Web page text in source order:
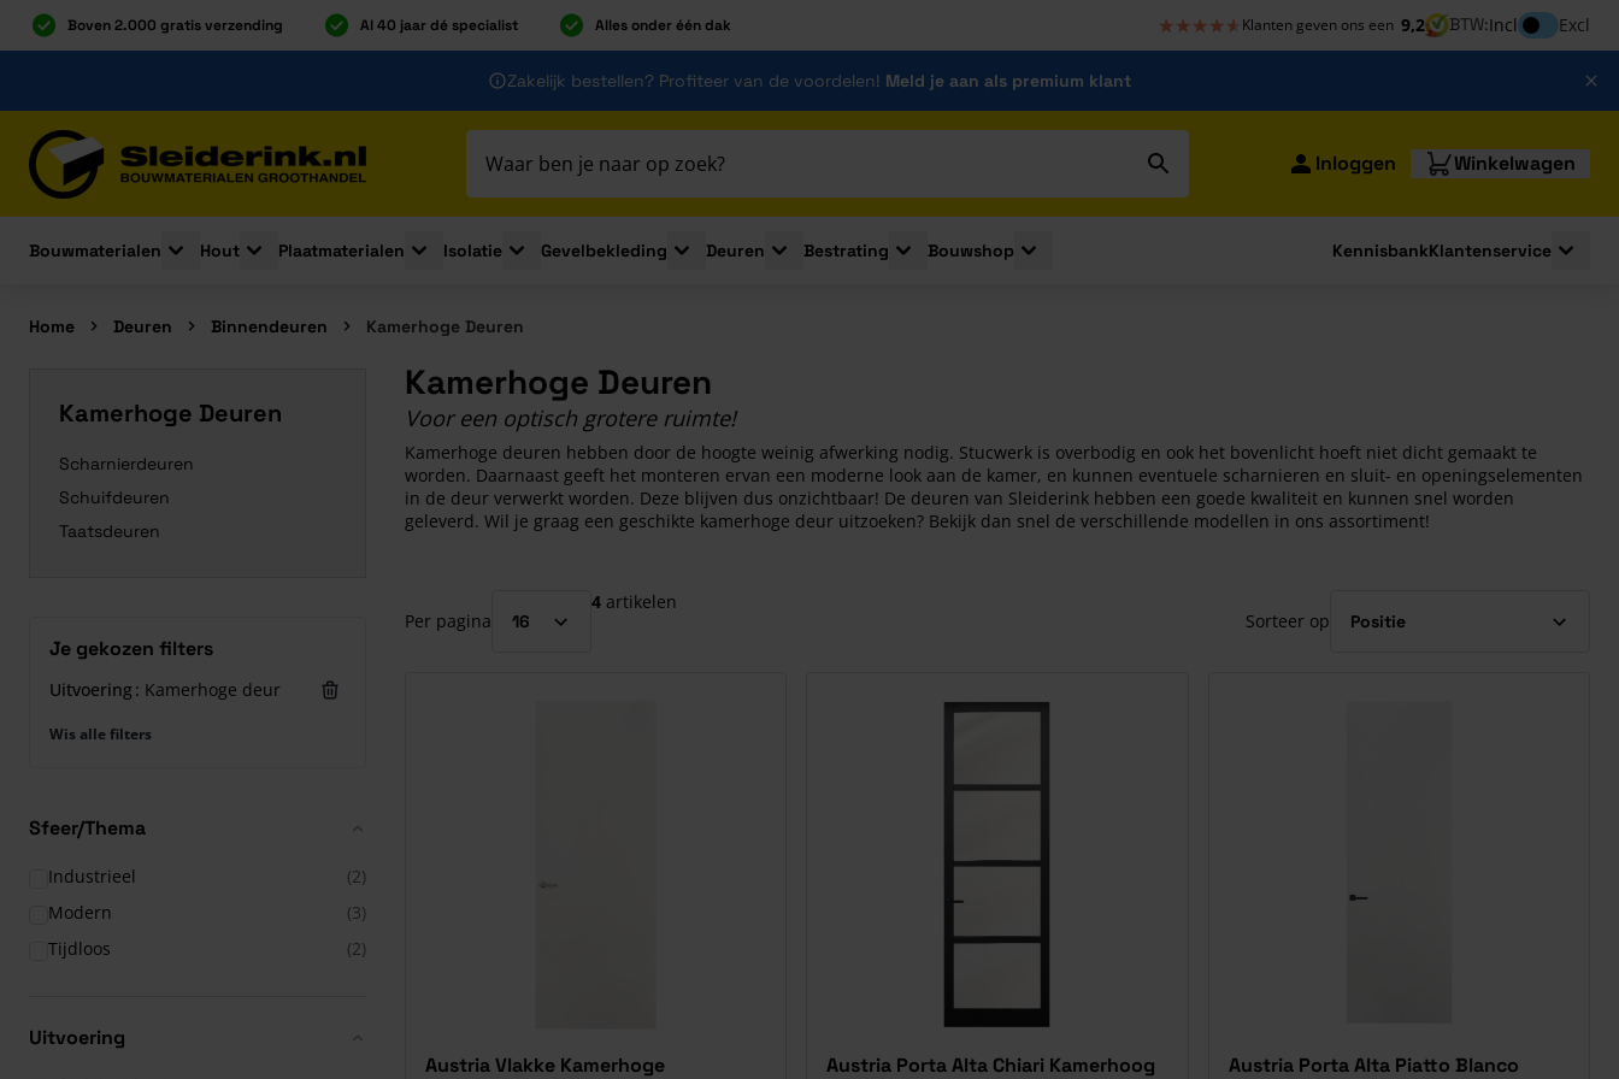
Boven 2.000 gratis verzending Al 40 jaar dé specialist Alles onder één dak ★★★★★
★★★★★ Klanten geven ons een 9,2 BTW:InclInclusief btw
Excl
Zakelijk bestellen? Profiteer van de voordelen! Meld je aan als premium klant
Inloggen Winkelwagen
Bouwmaterialen
Toggle submenu for Bouwmaterialen
Hout
Toggle submenu for Hout
Plaatmaterialen
Toggle submenu for Plaatmaterialen
Isolatie
Toggle submenu for Isolatie
Gevelbekleding
Toggle submenu for Gevelbekleding
Deuren
Toggle submenu for Deuren
Bestrating
Toggle submenu for Bestrating
Bouwshop
Toggle submenu for Bouwshop
KennisbankKlantenservice
Home Deuren Binnendeuren Kamerhoge Deuren
Kamerhoge Deuren
Scharnierdeuren
Schuifdeuren
Taatsdeuren
Je gekozen filters
Uitvoering Kamerhoge deur
Wis alle filters
Sfeer/Thema
Industrieel
(2)
Modern
(3)
Tijdloos
(2)
Uitvoering
Kamerhoge Deuren
Voor een optisch grotere ruimte!
Kamerhoge deuren hebben door de hoogte weinig afwerking nodig. Stucwerk is overbodig en ook het bovenlicht hoeft niet dicht gemaakt te
worden. Daarnaast geeft het monteren ervan een moderne look aan de kamer, en kunnen eventuele scharnieren en sluit- en openingselementen
in de deur verwerkt worden. Deze blijven dus onzichtbaar! De deuren van Sleiderink hebben een goede kwaliteit en kunnen snel worden
geleverd. Wil je graag een geschikte kamerhoge deur uitzoeken? Bekijk dan snel de verschillende modellen in ons assortiment!
Per pagina
4 artikelen
Sorteer op
Austria Vlakke Kamerhoge
Austria Porta Alta Chiari Kamerhoog Austria Porta Alta Piatto Blanco